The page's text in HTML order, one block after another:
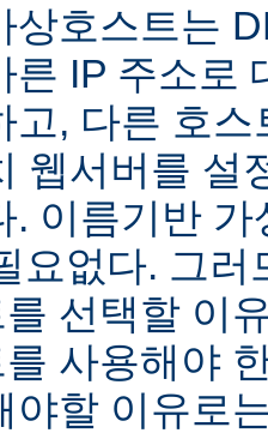
상호스트는
른 IP 주소로
고, 다른 호
웹서버를 설
. 이름기반
요없다. 그
선택할 이
사용해야
야할 이유로